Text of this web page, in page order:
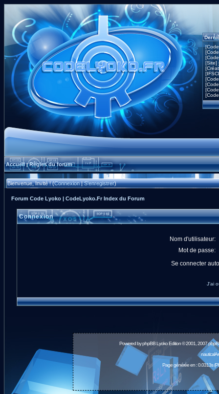
[Site]
Accueil|Règles du forum
Bienvenue, Invité ! (Connexion|S'enregistrer)
Forum Code Lyoko | CodeLyoko.Fr Index du Forum
Connexion
Nom d'utilisateur:
Mot de passe:
Se connecter
J'ai
Powered byphpBBLyoko Edition © 2001, 2007
Page générée en : 0.0313s